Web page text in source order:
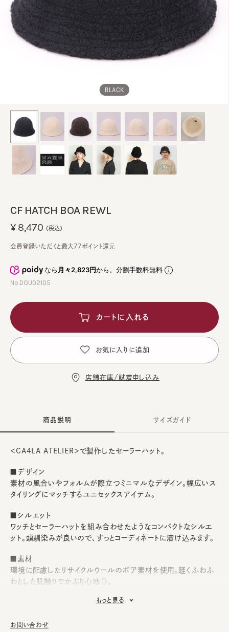
BLACK
CF HATCH BOA REWL
なら月々2,823円から。分割手数料無料
No.DOU02105
¥8,470 (税込)
会員登録いただくと最大77ポイント還元
カートに入れる
お気に入りに追加
店舗在庫/試着申し込み
商品説明
＜CA4LA ATELIER＞で製作したセーラーハット。
■デザイン
素材の風合いやフォルムが際立つミニマルなデザイン。幅広いス
タイリングにマッチするユニセックスアイテム。
■シルエット
ワッチとセーラーハットを組み合わせたようなコンパクトなシルエ
ット。頭馴染みが良いので、すっとコーディネートに溶け込みます。
■素材
環境に配慮したリサイクルウールのボア素材を使用。軽くふわふ
わとした肌触りでかぶり心地◎。
して、消臭・抗菌用のスプレーをお勧めしております。
もっと見る
サイズガイド
お問い合わせ